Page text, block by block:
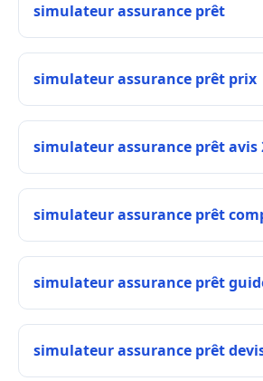
simulateur assurance prêt
simulateur assurance prêt prix
simulateur assurance prêt avis
simulateur assurance prêt
simulateur assurance prêt
simulateur assurance prêt